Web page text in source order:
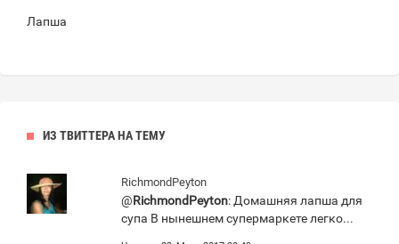
Лапша
ИЗ ТВИТТЕРА НА ТЕМУ
RichmondPeyton
@RichmondPeyton: Домашняя лапша для
супа В нынешнем супермаркете легко...